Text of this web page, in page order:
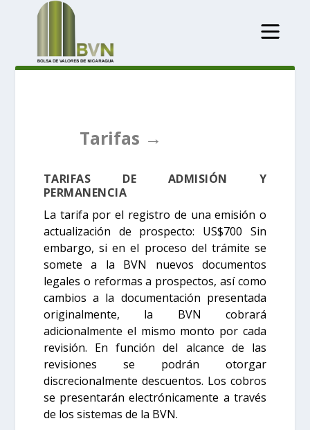
Tarifas →
TARIFAS DE ADMISIÓN Y
PERMANENCIA
La tarifa por el registro de una emisión o
actualización de prospecto: US$700 Sin
embargo, si en el proceso del trámite se
somete a la BVN nuevos documentos
legales o reformas a prospectos, así como
cambios a la documentación presentada
originalmente, la BVN cobrará
adicionalmente el mismo monto por cada
revisión. En función del alcance de las
revisiones se podrán otorgar
discrecionalmente descuentos. Los cobros
se presentarán electrónicamente a través
de los sistemas de la BVN.